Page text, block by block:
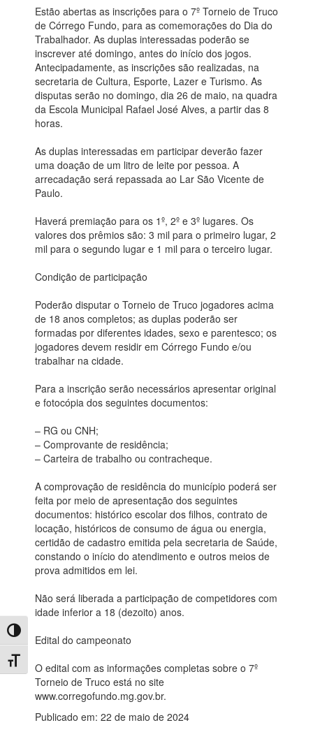
Toggle High Contrast
Toggle Font size
Estão abertas as inscrições para o 7º Torneio de Truco
de Córrego Fundo, para as comemorações do Dia do
Trabalhador. As duplas interessadas poderão se
inscrever até domingo, antes do início dos jogos.
Antecipadamente, as inscrições são realizadas, na
secretaria de Cultura, Esporte, Lazer e Turismo. As
disputas serão no domingo, dia 26 de maio, na quadra
da Escola Municipal Rafael José Alves, a partir das 8
horas.
As duplas interessadas em participar deverão fazer
uma doação de um litro de leite por pessoa. A
arrecadação será repassada ao Lar São Vicente de
Paulo.
Haverá premiação para os 1º, 2º e 3º lugares. Os
valores dos prêmios são: 3 mil para o primeiro lugar, 2
mil para o segundo lugar e 1 mil para o terceiro lugar.
Condição de participação
Poderão disputar o Torneio de Truco jogadores acima
de 18 anos completos; as duplas poderão ser
formadas por diferentes idades, sexo e parentesco; os
jogadores devem residir em Córrego Fundo e/ou
trabalhar na cidade.
Para a inscrição serão necessários apresentar original
e fotocópia dos seguintes documentos:
– RG ou CNH;
– Comprovante de residência;
– Carteira de trabalho ou contracheque.
A comprovação de residência do município poderá ser
feita por meio de apresentação dos seguintes
documentos: histórico escolar dos filhos, contrato de
locação, históricos de consumo de água ou energia,
certidão de cadastro emitida pela secretaria de Saúde,
constando o início do atendimento e outros meios de
prova admitidos em lei.
Não será liberada a participação de competidores com
idade inferior a 18 (dezoito) anos.
Edital do campeonato
O edital com as informações completas sobre o 7º
Torneio de Truco está no site
www.corregofundo.mg.gov.br.
Publicado em: 22 de maio de 2024